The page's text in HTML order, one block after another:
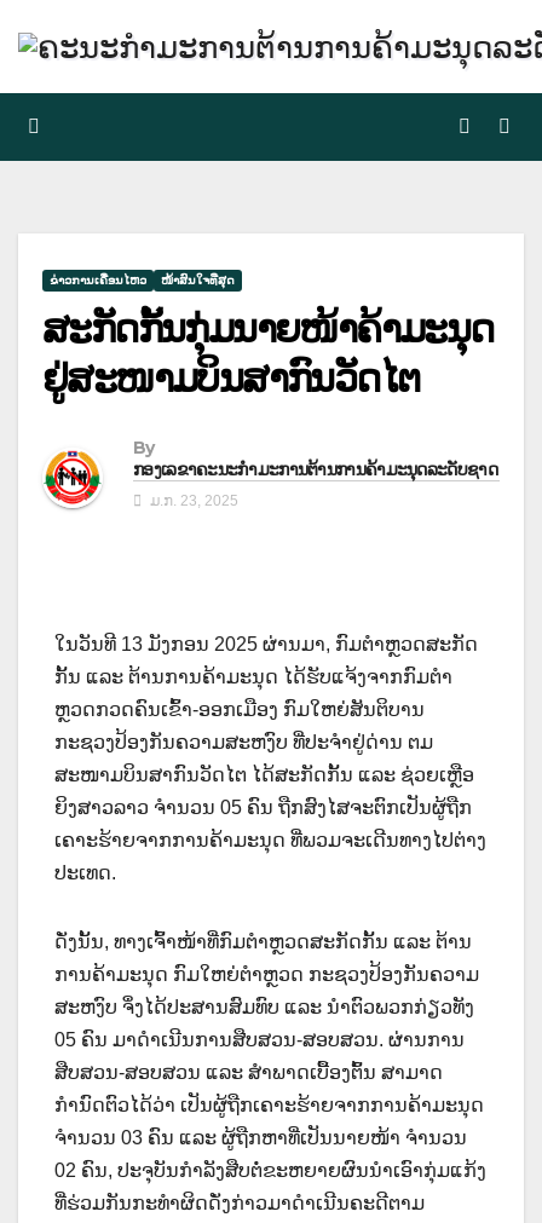
content
ຂ່າວການເຄື່ອນໄຫວ ໜ້າສົນໃຈທີ່ສຸດ
ສະກັດກັ້ນກຸ່ມນາຍໜ້າຄ້າມະນຸດ
ຢູ່ສະໜາມບິນສາກົນວັດໄຕ
By
ກອງເລຂາຄະນະກຳມະການຕ້ານການຄ້າມະນຸດລະດັບຊາດ
ມ.ກ. 23, 2025
ໃນວັນທີ 13 ມັງກອນ 2025 ຜ່ານມາ, ກົມຕໍາຫຼວດສະກັດ
ກັ້ນ ແລະ ຕ້ານການຄ້າມະນຸດ ໄດ້ຮັບແຈ້ງຈາກກົມຕໍາ
ຫຼວດກວດຄົນເຂົ້າ-ອອກເມືອງ ກົມໃຫຍ່ສັນຕິບານ
ກະຊວງປ້ອງກັນຄວາມສະຫງົບ ທີ່ປະຈຳຢູ່ດ່ານ ຕມ
ສະໜາມບິນສາກົນວັດໄຕ ໄດ້ສະກັດກັ້ນ ແລະ ຊ່ວຍເຫຼືອ
ຍິງສາວລາວ ຈຳນວນ 05 ຄົນ ຖືກສົງໄສຈະຕົກເປັນຜູ້ຖືກ
ເຄາະຮ້າຍຈາກການຄ້າມະນຸດ ທີ່ພວມຈະເດີນທາງໄປຕ່າງ
ປະເທດ.
ດັ່ງນັ້ນ, ທາງເຈົ້າໜ້າທີ່ກົມຕຳຫຼວດສະກັດກັ້ນ ແລະ ຕ້ານ
ການຄ້າມະນຸດ ກົມໃຫຍ່ຕຳຫຼວດ ກະຊວງປ້ອງກັນຄວາມ
ສະຫງົບ ຈຶ່ງໄດ້ປະສານສົມທົບ ແລະ ນຳຕົວພວກກ່ຽວທັງ
05 ຄົນ ມາດຳເນີນການສືບສວນ-ສອບສວນ. ຜ່ານການ
ສືບສວນ-ສອບສວນ ແລະ ສຳພາດເບື້ອງຕົ້ນ ສາມາດ
ກຳນົດຕົວໄດ້ວ່າ ເປັນຜູ້ຖືກເຄາະຮ້າຍຈາກການຄ້າມະນຸດ
ຈຳນວນ 03 ຄົນ ແລະ ຜູ້ຖືກຫາທີ່ເປັນນາຍໜ້າ ຈຳນວນ
02 ຄົນ, ປະຈຸບັນກຳລັງສືບຕໍ່ຂະຫຍາຍຜົນນຳເອົາກຸ່ມແກ້ງ
ທີ່ຮ່ວມກັນກະທຳຜິດດັ່ງກ່າວມາດຳເນີນຄະດີຕາມ